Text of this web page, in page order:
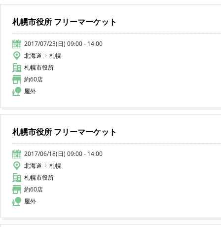
札幌市役所 フリーマーケット
2017/07/23(日) 09:00 - 14:00
北海道
札幌
札幌市役所
約60店
屋外
札幌市役所 フリーマーケット
2017/06/18(日) 09:00 - 14:00
北海道
札幌
札幌市役所
約60店
屋外